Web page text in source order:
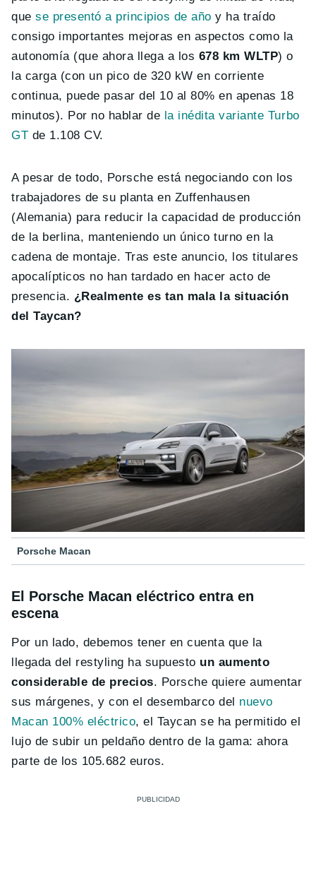
quese presentó a principios de año y ha traído
consigo importantes mejoras en aspectos como la
autonomía (que ahora llega a los 678 km WLTP) o
la carga (con un pico de 320 kW en corriente
continua, puede pasar del 10 al 80% en apenas 18
minutos). Por no hablar de la inédita variante Turbo
GT de 1.108 CV.
A pesar de todo, Porsche está negociando con los
trabajadores de su planta en Zuffenhausen
(Alemania) para reducir la capacidad de producción
de la berlina, manteniendo un único turno en la
cadena de montaje. Tras este anuncio, los titulares
apocalípticos no han tardado en hacer acto de
presencia. ¿Realmente es tan mala la situación
del Taycan?
Porsche Macan
El Porsche Macan eléctrico entra en
escena
Por un lado, debemos tener en cuenta que la
llegada del restyling ha supuesto un aumento
considerable de precios. Porsche quiere aumentar
sus márgenes, y con el desembarco del nuevo
Macan 100% eléctrico, el Taycan se ha permitido el
lujo de subir un peldaño dentro de la gama: ahora
parte de los 105.682 euros.